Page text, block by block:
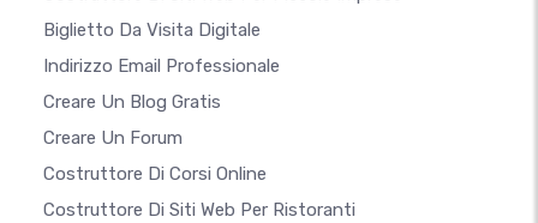
Biglietto Da Visita Digitale
Indirizzo Email Professionale
Creare Un Blog Gratis
Creare Un Forum
Costruttore Di Corsi Online
Costruttore Di Siti Web Per Ristoranti